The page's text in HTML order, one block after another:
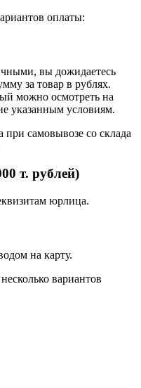
оплаты:
вы дожидаетесь
за товар в рублях.
можно осмотреть на
указанным условиям.
самовывозе со склада
т. рублей)
юрлица.
на карту.
вариантов